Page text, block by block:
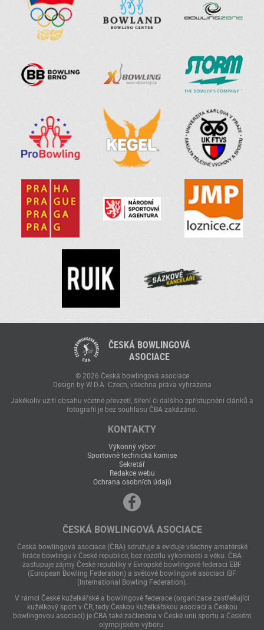
ČESKÁ BOWLINGOVÁ
ASOCIACE
© 2026 Česká bowlingová asociace
Design by W.D.A. Czech, všechna práva vyhrazena
Jakékoliv užití obsahu včetně převzetí, šíření či dalšího zpřístupnění článků a
fotografií je bez souhlasu ČBA zakázáno.
KONTAKTY
Výkonný výbor
Sportovně technická komise
Sekretář
Redakce webu
Ochrana osobních údajů
ČESKÁ BOWLINGOVÁ ASOCIACE
Česká bowlingová asociace (ČBA) sdružuje a eviduje všechny amatérské
hráče bowlingu v České republice, bez rozdílu výkonnosti a věku. ČBA
zastupuje zájmy České republiky v Evropské bowlingové federaci EBF
(European Bowling Federation) a světové bowlingové asociaci IBF
(International Bowling Federation).
V rámci České kuželkářské a bowlingové federace (organizace zastřešující
kuželkový sport v ČR, tedy Českou kuželkářskou asociaci a Českou
bowlingovou asociaci) je ČBA také začleněna v České unii sportu a Českém
olympijském výboru.